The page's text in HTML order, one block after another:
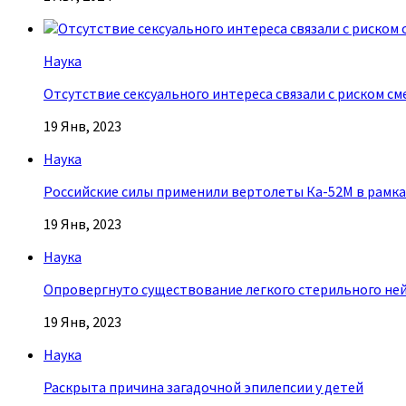
Наука
Отсутствие сексуального интереса связали с риском
19 Янв, 2023
Наука
Российские силы применили вертолеты Ка-52М в
19 Янв, 2023
Наука
Опровергнуто существование легкого стерильного
19 Янв, 2023
Наука
Раскрыта причина загадочной эпилепсии у детей